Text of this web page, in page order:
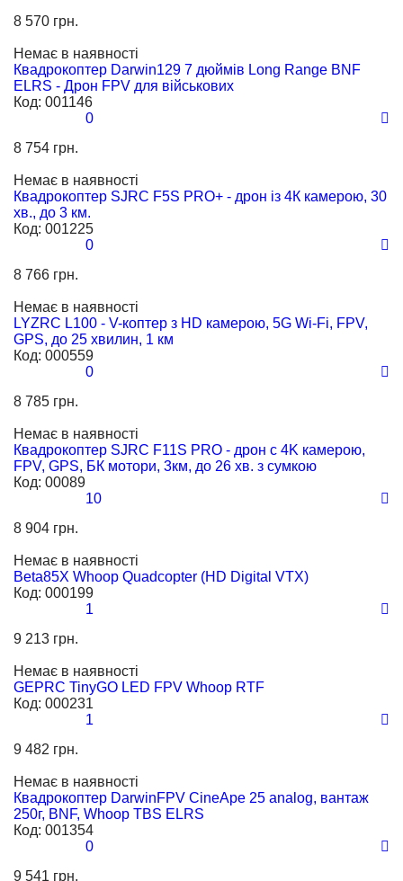
8 570 грн.
Немає в наявності
Квадрокоптер Darwin129 7 дюймів Long Range BNF
ELRS - Дрон FPV для військових
Код: 001146
0
8 754 грн.
Немає в наявності
Квадрокоптер SJRC F5S PRO+ - дрон із 4К камерою, 30
хв., до 3 км.
Код: 001225
0
8 766 грн.
Немає в наявності
LYZRC L100 - V-коптер з HD камерою, 5G Wi-Fi, FPV,
GPS, до 25 хвилин, 1 км
Код: 000559
0
8 785 грн.
Немає в наявності
Квадрокоптер SJRC F11S PRO - дрон c 4K камерою,
FPV, GPS, БК мотори, 3км, до 26 хв. з сумкою
Код: 00089
10
8 904 грн.
Немає в наявності
Beta85X Whoop Quadcopter (HD Digital VTX)
Код: 000199
1
9 213 грн.
Немає в наявності
GEPRC TinyGO LED FPV Whoop RTF
Код: 000231
1
9 482 грн.
Немає в наявності
Квадрокоптер DarwinFPV CineApe 25 analog, вантаж
250г, BNF, Whoop TBS ELRS
Код: 001354
0
9 541 грн.